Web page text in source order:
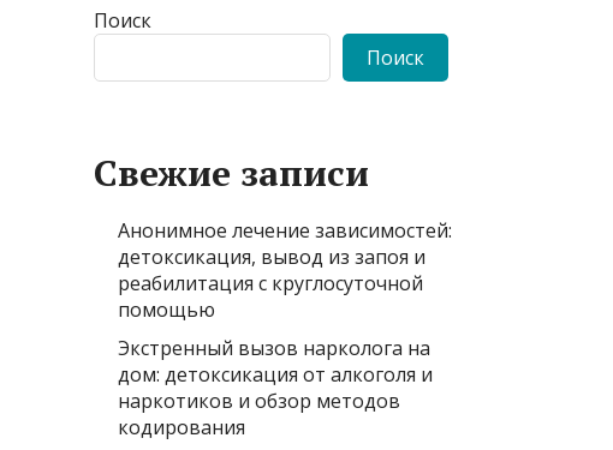
Поиск
Поиск
Свежие записи
Анонимное лечение зависимостей:
детоксикация, вывод из запоя и
реабилитация с круглосуточной
помощью
Экстренный вызов нарколога на
дом: детоксикация от алкоголя и
наркотиков и обзор методов
кодирования